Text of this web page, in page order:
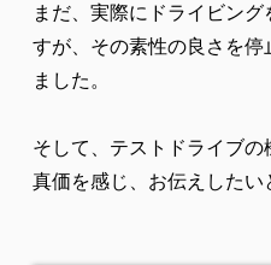
まだ、実際にドライビン
すが、その素性の良さを
ました。
そして、テストドライブ
真価を感じ、お伝えしたい